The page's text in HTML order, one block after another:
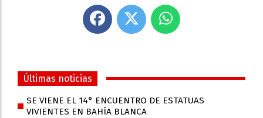
Últimas noticias
SE VIENE EL 14° ENCUENTRO DE ESTATUAS
VIVIENTES EN BAHÍA BLANCA